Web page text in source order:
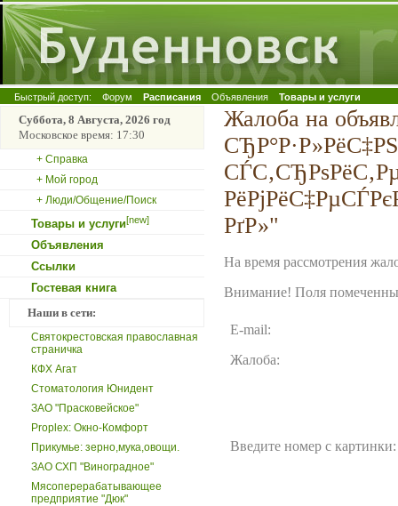
Быстрый доступ: Форум Расписания Объявления Товары и услуги
Суббота, 8 Августа, 2026 год
Московское время: 17:30
+ Справка
+ Мой город
+ Люди/Общение/Поиск
Товары и услуги[new]
Объявления
Ссылки
Гостевая книга
Наши в сети:
Святокрестовская православная
страничка
КФХ Агат
Стоматология Юнидент
ЗАО "Прасковейское"
Proplex: Окно-Комфорт
Прикумье: зерно,мука,овощи.
ЗАО СХП "Виноградное"
Мясоперерабатывающее
предприятие "Дюк"
Жалоба на
РґР»"
На время рассмотрения
Внимание! Поля
E-mail:
Жалоба:
Введите номер с картинки: